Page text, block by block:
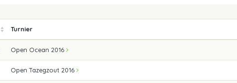
Turnier
Open Ocean 2016
Open Tazegzout 2016